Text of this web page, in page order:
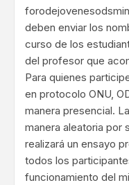
deben enviar los
curso de los
del profesor que
Para quienes
en protocolo ONU,
manera presencial.
manera aleatoria por
realizará un ensayo
todos los
funcionamiento del